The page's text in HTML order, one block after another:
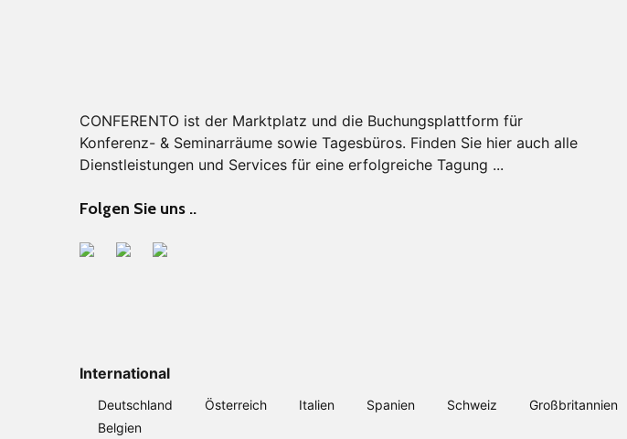
CONFERENTO ist der Marktplatz und die Buchungsplattform für
Konferenz- & Seminarräume sowie Tagesbüros. Finden Sie hier auch alle
Dienstleistungen und Services für eine erfolgreiche Tagung ...
Folgen Sie uns ..
International
Deutschland Österreich Italien Spanien Schweiz Großbritannien
Belgien